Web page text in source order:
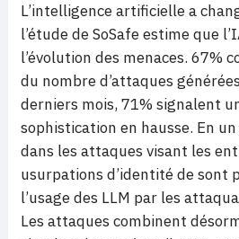
L’intelligence artificielle a
l’étude de SoSafe estime que
l’évolution des menaces. 67%
du nombre d’attaques
derniers mois, 71% signalent
sophistication en hausse. En
dans les attaques visant les
usurpations d’identité de sont
l’usage des LLM par les
Les attaques combinent